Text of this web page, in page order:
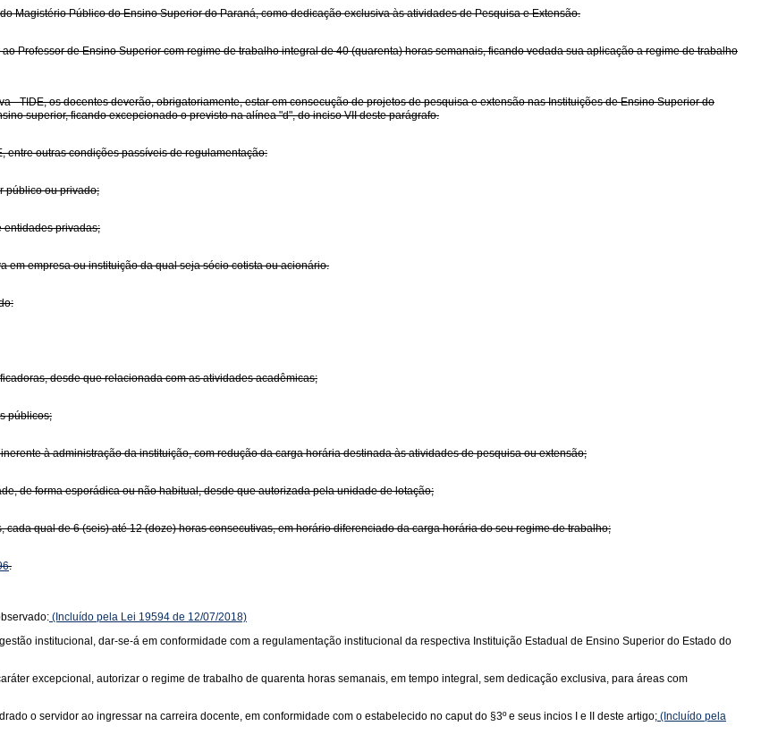
Magistério Público do Ensino Superior do Paraná, como dedicação exclusiva às atividades de Pesquisa e Extensão.
Professor de Ensino Superior com regime de trabalho integral de 40 (quarenta) horas semanais, ficando vedada sua aplicação a regime de trabalho
- TIDE, os docentes deverão, obrigatoriamente, estar em consecução de projetos de pesquisa e extensão nas Instituições de Ensino Superior do
superior, ficando excepcionado o previsto na alínea "d", do inciso VII deste parágrafo.
entre outras condições passíveis de regulamentação:
público ou privado;
entidades privadas;
empresa ou instituição da qual seja sócio cotista ou acionário.
desde que relacionada com as atividades acadêmicas;
públicos;
à administração da instituição, com redução da carga horária destinada às atividades de pesquisa ou extensão;
de forma esporádica ou não habitual, desde que autorizada pela unidade de lotação;
qual de 6 (seis) até 12 (doze) horas consecutivas, em horário diferenciado da carga horária do seu regime de trabalho;
.
(Incluído pela Lei 19594 de 12/07/2018)
institucional, dar-se-á em conformidade com a regulamentação institucional da respectiva Instituição Estadual de Ensino Superior do Estado do
excepcional, autorizar o regime de trabalho de quarenta horas semanais, em tempo integral, sem dedicação exclusiva, para áreas com
o servidor ao ingressar na carreira docente, em conformidade com o estabelecido no caput do §3º e seus incios I e II deste artigo; (Incluído pela